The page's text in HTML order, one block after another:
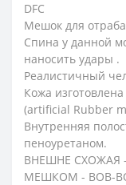
DFC
Мешок для
Спина у данной
наносить удары .
Реалистичный
Кожа
(artificial Rubber
Внутренняя
пеноуретаном.
ВНЕШНЕ
МЕШКОМ - BOB-